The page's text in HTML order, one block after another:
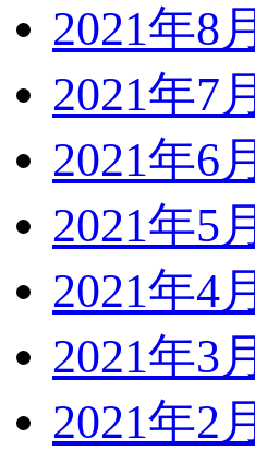
2021年8月
2021年7月
2021年6月
2021年5月
2021年4月
2021年3月
2021年2月